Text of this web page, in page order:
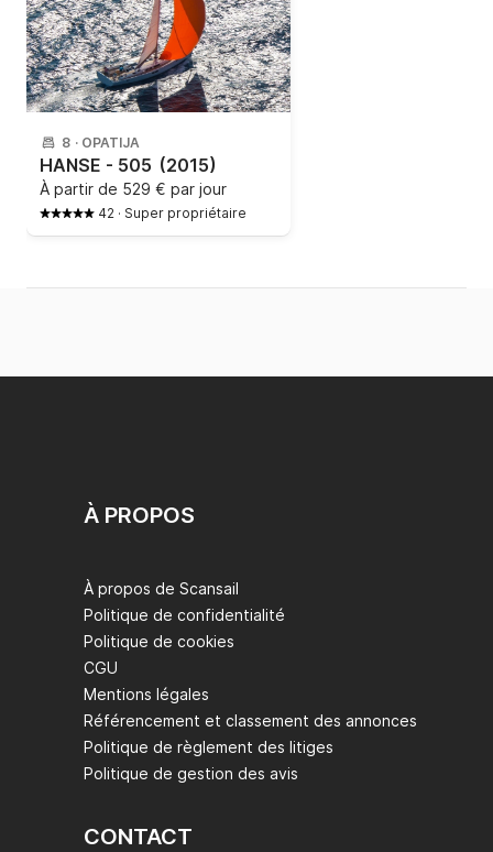
8 · OPATIJA
HANSE - 505 (2015)
À partir de 529 € par jour
42 · Super propriétaire
À PROPOS
À propos de Scansail
Politique de confidentialité
Politique de cookies
CGU
Mentions légales
Référencement et classement des annonces
Politique de règlement des litiges
Politique de gestion des avis
CONTACT